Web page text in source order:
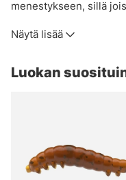
menestykseen, sillä
vieheitä voidaan
tavallisilla jigipäillä,
rigaustyylejä tai
kalastuksessa. Voit
vesissä, joissa ei ole
jännittävää!
Näytä lisää
Luokan